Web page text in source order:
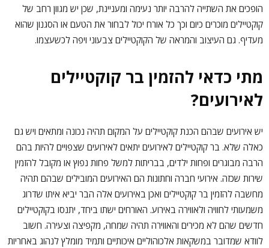
הופכים את השתייה להרבה יותר נעימה ומעניינת, שכן יש מגוון רחב של
קוקטיילים מוכרים כיום וכך כל אורח יכול לבחור את הטעם או הסגנון שהוא
מעדיף. גם העיצוב והמראה של הקוקטיילים צבעוני ויפה לכשעצמו.
מתי כדאי להזמין בר קוקטיילים
לאירועים?
יש אירועים שבהם הכנת קוקטיילים על המקום תהיה נכונה ומתאים ויש גם
כאלה שלא. בר קוקטיילים לאירועים יתאים לאירועים שצפויים להיות בהם
הרבה מבוגרים ופחות ילדים, בבריתות למשל פחות נפוץ או מקובל להזמין
שירות שכזה. אירועי חברה וחתונות הם האירועים המובילים שבהם תהיה
מחשבה להזמין בר קוקטיילים ואכן באירועים אלה הבר יביא איתו שדרוג
משמעותי לחוויה ולאווירה באירוע. האורחים ישתו ביחד, יתנסו בקוקטיילים
חדשים שהם לא מכירים והאווירה תהיה שמחה, מקפיצה וצעירה. חשוב
לוודא שמדובר במשקאות אלכוהוליים איכותיים ותמיד מומלץ לנהוג באחריות